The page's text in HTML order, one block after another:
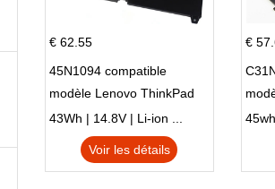
€ 62.55
45N1094 compatible
modèle Lenovo ThinkPad
Edge S230u Twist
43Wh | 14.8V | Li-ion ...
Voir les détails
€